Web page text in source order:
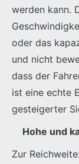
werden kann.
oder das
und nicht
dass der
ist eine echte
gesteigerter
Hohe und
Zur